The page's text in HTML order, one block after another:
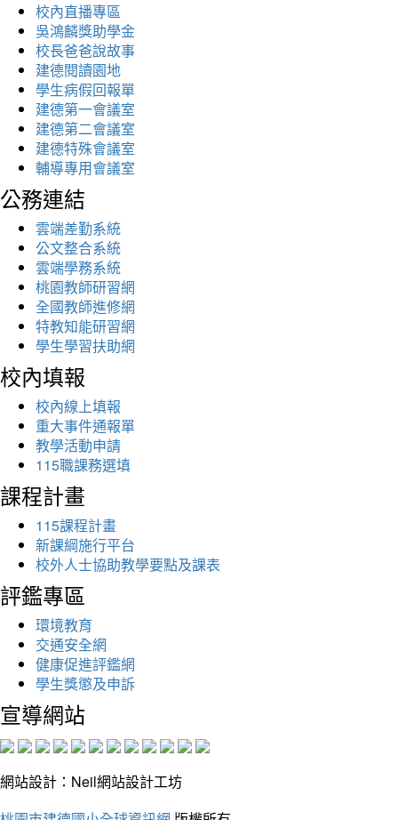
校內直播專區
吳鴻麟獎助學金
校長爸爸說故事
建德閱讀園地
學生病假回報單
建德第一會議室
建德第二會議室
建德特殊會議室
輔導專用會議室
公務連結
雲端差勤系統
公文整合系統
雲端學務系統
桃園教師研習網
全國教師進修網
特教知能研習網
學生學習扶助網
校內填報
校內線上填報
重大事件通報單
教學活動申請
115職課務選填
課程計畫
115課程計畫
新課綱施行平台
校外人士協助教學要點及課表
評鑑專區
環境教育
交通安全網
健康促進評鑑網
學生獎懲及申訴
宣導網站
網站設計：Neil網站設計工坊